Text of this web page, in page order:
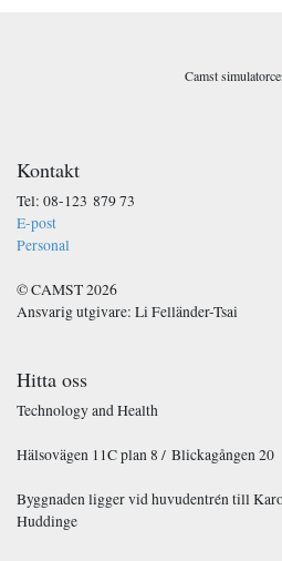
Camst
Kontakt
Tel: 08-123 879 73
E-post
Personal
© CAMST 2026
Ansvarig utgivare: Li Felländer-Tsai
Hitta oss
Technology and Health
Hälsovägen 11C plan 8 / Blickagången 20
Byggnaden ligger vid huvudentrén till
Huddinge